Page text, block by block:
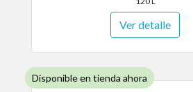
Ver detalle
Disponible en tienda ahora